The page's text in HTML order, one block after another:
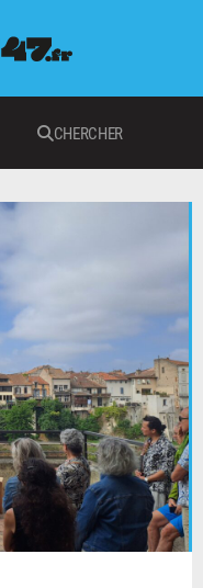
CHERCHER